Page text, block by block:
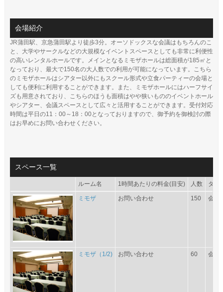
会場紹介
JR蒲田駅、京急蒲田駅より徒歩3分。オーソドックスな会議はもちろんのこ
と、大学やサークルなどの大規模なイベントスペースとしても非常に利便性
の高いレンタルホールです。メインとなるミモザホールは総面積が185㎡と
なっており、最大で150名の大人数での利用が可能になっています。こちら
のミモザホールはシアター以外にもスクール形式や立食パーティーの会場と
しても便利に利用することができます。また、ミモザホールにはハーフサイ
ズも用意されており、こちらのほうも面積はやや狭いもののイベントホール
やシアター、会議スペースとして広々と活用することができます。受付対応
時間は平日の11：00～18：00となっておりますので、御予約を御検討の際
はお早めにお問い合わせください。
スペース一覧
ルーム名 1時間あたりの料金(目安) 人数 タイ
ミモザ お問い合わせ 150 会議
ミモザ（1/2) お問い合わせ 60 会議